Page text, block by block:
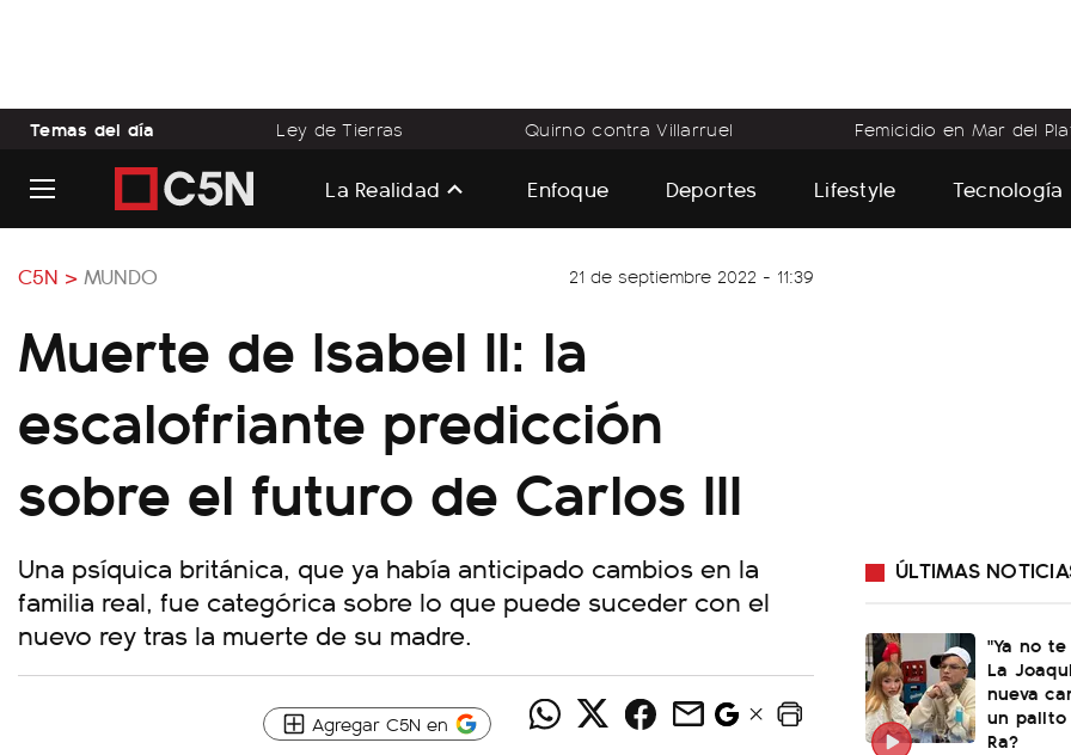
Temas del día Ley de Tierras Quirno contra Villarruel Femicidio en Mar del
La Realidad Enfoque Deportes Lifestyle Tecnología
C5N > MUNDO 21 de septiembre 2022 - 11:39
Muerte de Isabel II: la
escalofriante predicción
sobre el futuro de Carlos III
Una psíquica británica, que ya había anticipado cambios en la
familia real, fue categórica sobre lo que puede suceder con el
nuevo rey tras la muerte de su madre.
Agregar C5N en
ÚLTIMAS
"Ya no
La
nueva
un palito
Ra?